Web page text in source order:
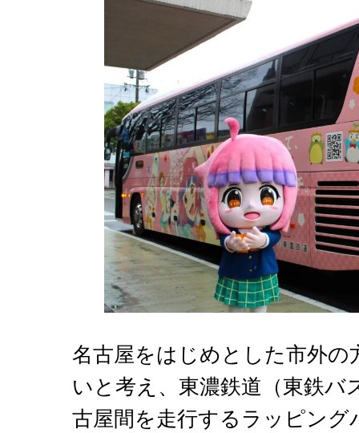
名古屋をはじめとした市外
いと考え、東濃鉄道（東鉄バ
古屋間を走行するラッピン